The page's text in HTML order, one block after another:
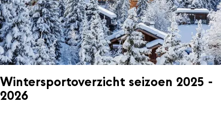
Wintersportoverzicht seizoen 2025 -
2026